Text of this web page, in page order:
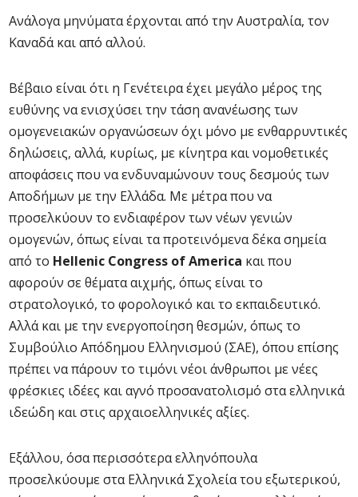
Ανάλογα μηνύματα έρχονται από την Αυστραλία, τον
Καναδά και από αλλού.
Βέβαιο είναι ότι η Γενέτειρα έχει μεγάλο μέρος της
ευθύνης να ενισχύσει την τάση ανανέωσης των
ομογενειακών οργανώσεων όχι μόνο με ενθαρρυντικές
δηλώσεις, αλλά, κυρίως, με κίνητρα και νομοθετικές
αποφάσεις που να ενδυναμώνουν τους δεσμούς των
Αποδήμων με την Ελλάδα. Με μέτρα που να
προσελκύουν το ενδιαφέρον των νέων γενιών
ομογενών, όπως είναι τα προτεινόμενα δέκα σημεία
από το Hellenic Congress of America και που
αφορούν σε θέματα αιχμής, όπως είναι το
στρατολογικό, το φορολογικό και το εκπαιδευτικό.
Αλλά και με την ενεργοποίηση θεσμών, όπως το
Συμβούλιο Απόδημου Ελληνισμού (ΣΑΕ), όπου επίσης
πρέπει να πάρουν το τιμόνι νέοι άνθρωποι με νέες
φρέσκιες ιδέες και αγνό προσανατολισμό στα ελληνικά
ιδεώδη και στις αρχαιοελληνικές αξίες.
Εξάλλου, όσα περισσότερα ελληνόπουλα
προσελκύουμε στα Ελληνικά Σχολεία του εξωτερικού,